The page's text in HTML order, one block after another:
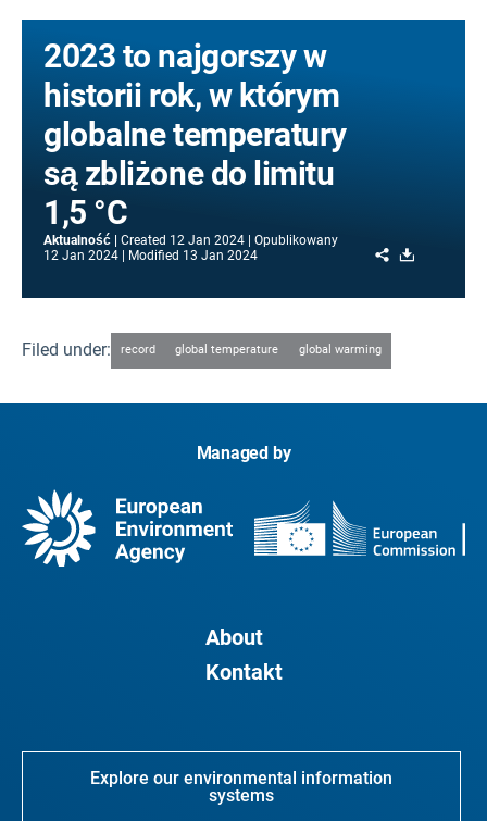
2023 to najgorszy w
historii rok, w którym
globalne temperatury
są zbliżone do limitu
1,5 °C
Aktualność Created 12 Jan 2024
Opublikowany
12 Jan 2024
Modified 13 Jan 2024 Share
Filed under: record global temperature global warming
Managed by
About
Kontakt
Explore our environmental information
systems